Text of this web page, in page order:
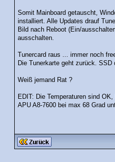
Somit Mainboard getauscht,
installiert. Alle Updates drauf
Bild nach Reboot (Ein/
ausschalten.
Tunercard raus ... immer noch
Die Tunerkarte geht zurück.
Weiß jemand Rat ?
EDIT: Die Temperaturen sind
APU A8-7600 bei max 68 Grad